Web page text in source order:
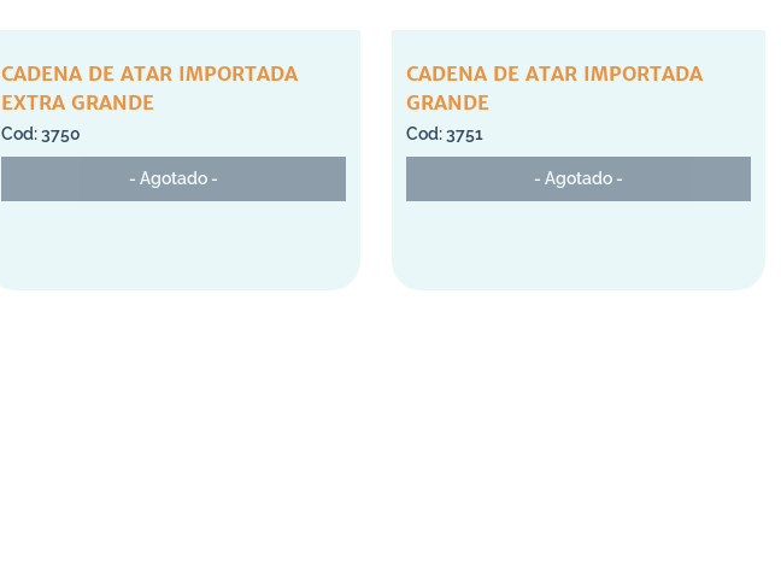
CADENA DE ATAR IMPORTADA
EXTRA GRANDE
3750
- Agotado -
CADENA DE ATAR IMPORTADA
GRANDE
3751
- Agotado -